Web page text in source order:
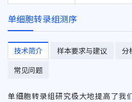
单细胞转录组测序
技术简介 样本要求与建议 分
常见问题
单细胞转录组研究极大地提高了我